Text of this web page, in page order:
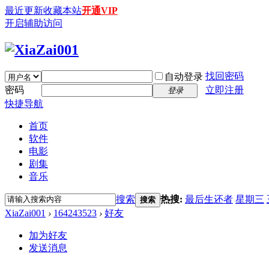
最近更新收藏本站开通VIP
开启辅助访问
自动登录 找回密码
密码
登录
立即注册
快捷导航
首页
软件
电影
剧集
音乐
搜索 搜索 热搜: 最后生还者 星期三
XiaZai001 › 164243523 › 好友
加为好友
发送消息